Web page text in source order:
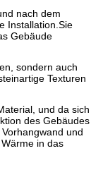
nach dem
Installation.Sie
Gebäude
sondern auch
Texturen
und da sich
des Gebäudes
und
in das